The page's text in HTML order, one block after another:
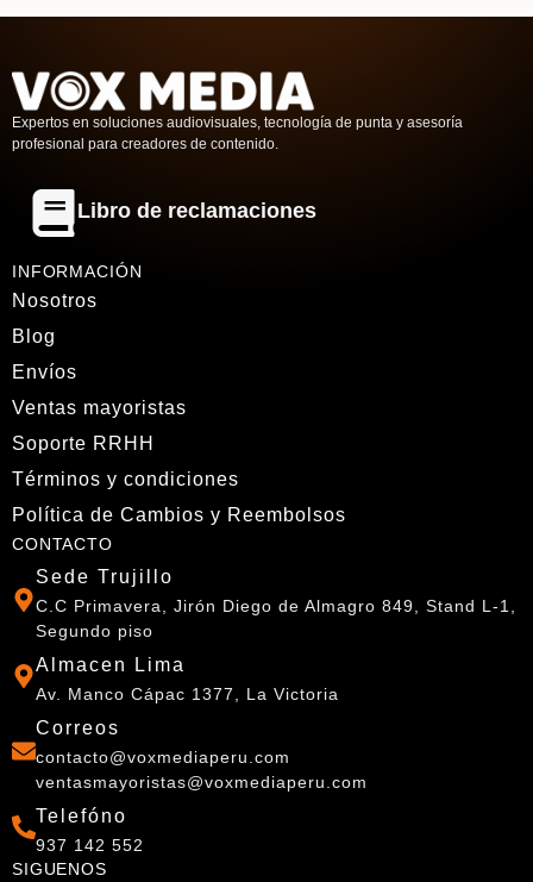
Expertos en soluciones audiovisuales, tecnología de punta y asesoría
profesional para creadores de contenido.
Libro de reclamaciones
INFORMACIÓN
Nosotros
Blog
Envíos
Ventas mayoristas
Soporte RRHH
Términos y condiciones
Política de Cambios y Reembolsos
CONTACTO
Sede Trujillo
C.C Primavera, Jirón Diego de Almagro 849, Stand L-1,
Segundo piso
Almacen Lima
Av. Manco Cápac 1377, La Victoria
Correos
contacto@voxmediaperu.com
ventasmayoristas@voxmediaperu.com
Telefóno
937 142 552
SIGUENOS